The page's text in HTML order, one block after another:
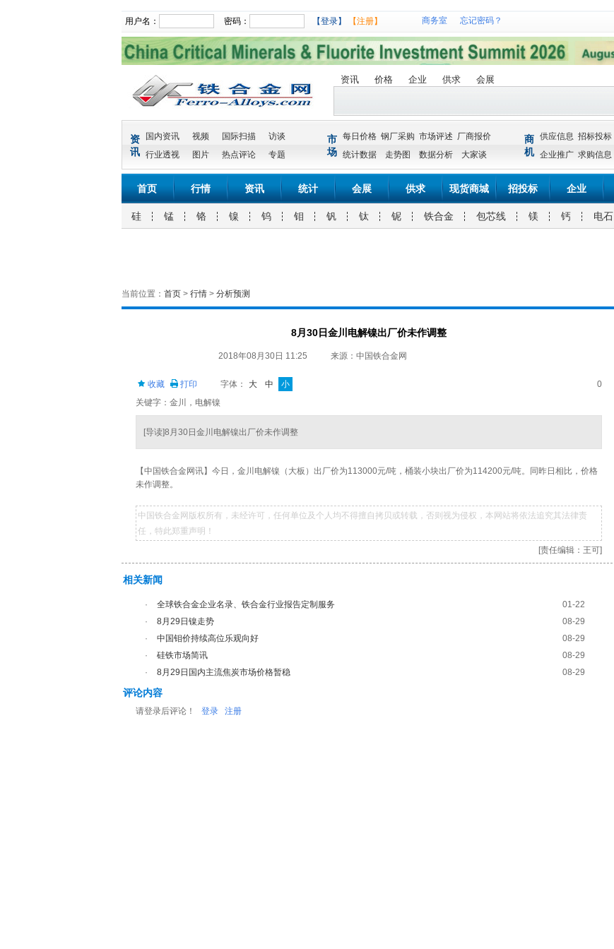
用户名： 密码： 【登录】 【注册】 商务室 忘记密码？
资讯 价格 企业 供求 会展
资
讯
国内资讯 视频 国际扫描
访谈
行业透视
图片 热点评论 专题
市
场
每日价格 钢厂采购 市场评述 厂商报价
统计数据
走势图 数据分析 大家谈
商
机
供应信息 招标投标
企业推广 求购信息
首页 行情 资讯 统计 会展 供求 现货商城 招投标 企业
硅 锰 铬 镍 钨 钼 钒 钛 铌 铁合金 包芯线 镁 钙 电石
当前位置： 首页 > 行情 > 分析预测
8月30日金川电解镍出厂价未作调整
2018年08月30日 11:25 来源：中国铁合金网
收藏 打印 字体： 大 中 小
0
关键字：金川，电解镍
[导读]8月30日金川电解镍出厂价未作调整
【中国铁合金网讯】今日，金川电解镍（大板）出厂价为113000元/吨，桶装小块出厂价为114200元/吨。同昨日相比，价格
未作调整。
中国铁合金网版权所有，未经许可，任何单位及个人均不得擅自拷贝或转载，否则视为侵权，本网站将依法追究其法律责
任，特此郑重声明！
[责任编辑：王可]
相关新闻
· 全球铁合金企业名录、铁合金行业报告定制服务
01-22
·
8月29日镍走势
08-29
·
中国钼价持续高位乐观向好
08-29
·
硅铁市场简讯
08-29
·
8月29日国内主流焦炭市场价格暂稳 08-29
评论内容
请登录后评论！ 登录 注册